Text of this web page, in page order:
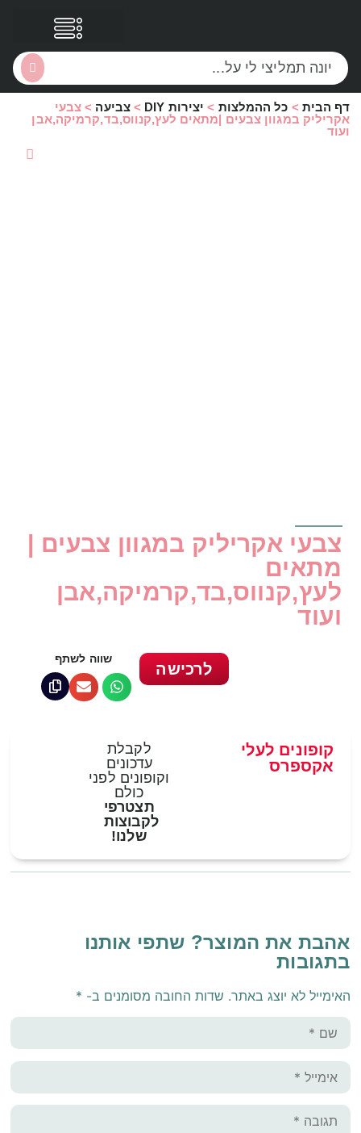
דף הבית > כל ההמלצות > יצירות DIY >צביעה > צבעי
אקריליק במגוון צבעים |מתאים לעץ,קנווס,בד,קרמיקה,אבן
ועוד
צבעי אקריליק במגוון צבעים |
מתאים
לעץ,קנווס,בד,קרמיקה,אבן
ועוד
שווה לשתף
לרכישה
לקבלת
עדכונים
וקופונים לפני
כולם
תצטרפי
לקבוצות
שלנו!
קופונים לעלי
אקספרס
אהבת את המוצר? שתפי אותנו
בתגובות
האימייל לא יוצג באתר. שדות החובה מסומנים ב- *